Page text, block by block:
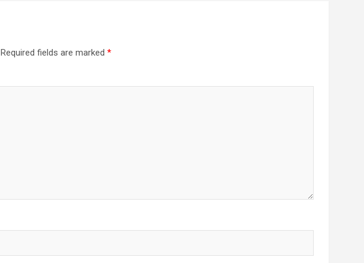
Required fields are marked *